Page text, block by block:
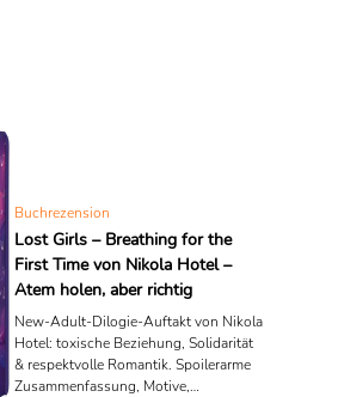
Buchrezension
Lost Girls – Breathing for the
First Time von Nikola Hotel –
Atem holen, aber richtig
New-Adult-Dilogie-Auftakt von Nikola
Hotel: toxische Beziehung, Solidarität
& respektvolle Romantik. Spoilerarme
Zusammenfassung, Motive,